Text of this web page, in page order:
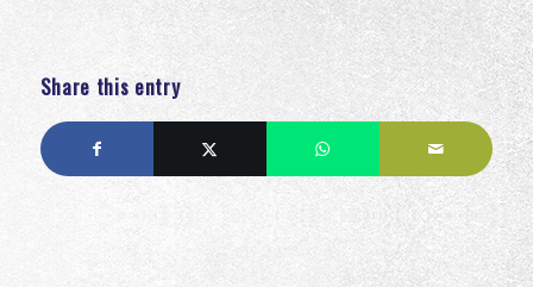
Share this entry